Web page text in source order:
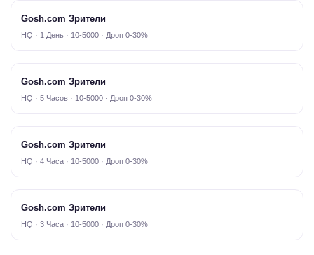
Gosh.com Зрители
HQ · 1 День · 10-5000 · Дроп 0-30%
Gosh.com Зрители
HQ · 5 Часов · 10-5000 · Дроп 0-30%
Gosh.com Зрители
HQ · 4 Часа · 10-5000 · Дроп 0-30%
Gosh.com Зрители
HQ · 3 Часа · 10-5000 · Дроп 0-30%